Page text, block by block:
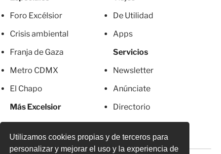
Utilizamos cookies propias y de terceros para
personalizar y mejorar el uso y la experiencia de
Foro Excélsior
Crisis ambiental
Franja de Gaza
Metro CDMX
El Chapo
Más Excelsior
De Utilidad
Apps
Servicios
Newsletter
Anúnciate
Directorio